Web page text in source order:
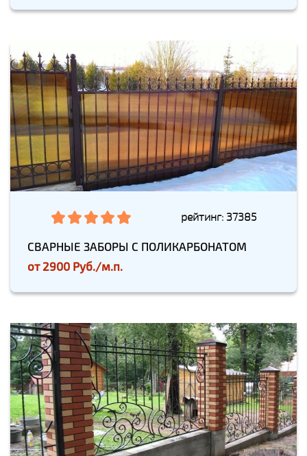
рейтинг: 37385
СВАРНЫЕ ЗАБОРЫ С ПОЛИКАРБОНАТОМ
от2900 Руб./м.п.